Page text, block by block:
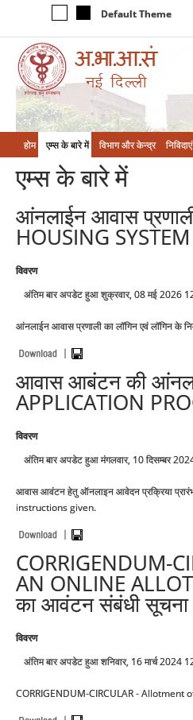
Default Theme
होम एम्‍स के बारे में विभाग और केन्‍द्र निविदाएं
एम्‍स के बारे में
आंनलाईन आवास
HOUSING
विवरण
अंतिम बार अपडेट हुआ शुक्रवार, 08 मई 2026
आंनलाईन आवास प्रणाली का लॉगिन एवं लॉगिन
आवास आबंटन की
APPLICATION
विवरण
अंतिम बार अपडेट हुआ मंगलवार, 10 दिसम्बर
आवास आवंटन हेतु ऑनलाइन आवेदन प्रक्रिया
instructions given.
CORRIGENDUM-
AN ONLINE
का आवंटन संबंधी सूचना
विवरण
अंतिम बार अपडेट हुआ शनिवार, 16 मार्च 2024
CORRIGENDUM-CIRCULAR - Allotment